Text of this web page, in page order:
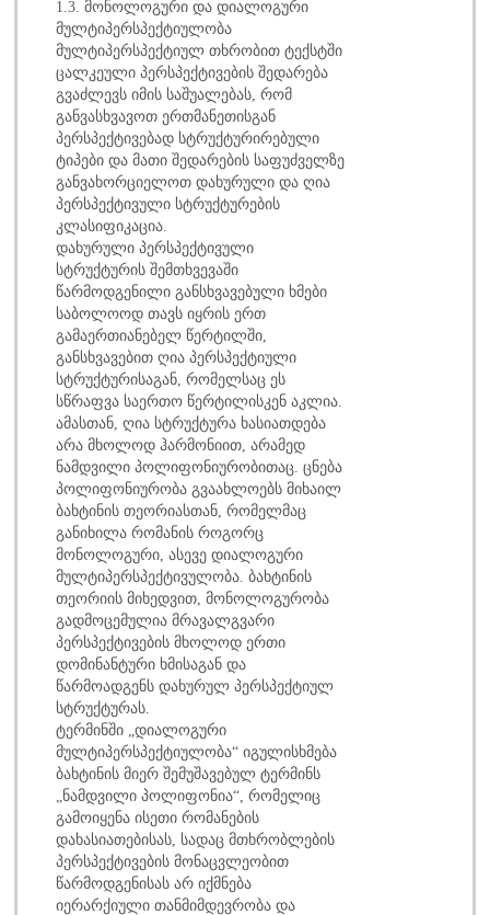
1.3. მონოლოგური და დიალოგური
მულტიპერსპექტიულობა
მულტიპერსპექტიულ თხრობით ტექსტში
ცალკეული პერსპექტივების შედარება
გვაძლევს იმის საშუალებას, რომ
განვასხვავოთ ერთმანეთისგან
პერსპექტივებად სტრუქტურირებული
ტიპები და მათი შედარების საფუძველზე
განვახორციელოთ დახურული და ღია
პერსპექტივული სტრუქტურების
კლასიფიკაცია.
დახურული პერსპექტივული
სტრუქტურის შემთხვევაში
წარმოდგენილი განსხვავებული ხმები
საბოლოოდ თავს იყრის ერთ
გამაერთიანებელ წერტილში,
განსხვავებით ღია პერსპექტიული
სტრუქტურისაგან, რომელსაც ეს
სწრაფვა საერთო წერტილისკენ აკლია.
ამასთან, ღია სტრუქტურა ხასიათდება
არა მხოლოდ ჰარმონიით, არამედ
ნამდვილი პოლიფონიურობითაც. ცნება
პოლიფონიურობა გვაახლოებს მიხაილ
ბახტინის თეორიასთან, რომელმაც
განიხილა რომანის როგორც
მონოლოგური, ასევე დიალოგური
მულტიპერსპექტივულობა. ბახტინის
თეორიის მიხედვით, მონოლოგურობა
გადმოცემულია მრავალგვარი
პერსპექტივების მხოლოდ ერთი
დომინანტური ხმისაგან და
წარმოადგენს დახურულ პერსპექტიულ
სტრუქტურას.
ტერმინში „დიალოგური
მულტიპერსპექტიულობა“ იგულისხმება
ბახტინის მიერ შემუშავებულ ტერმინს
„ნამდვილი პოლიფონია“, რომელიც
გამოიყენა ისეთი რომანების
დახასიათებისას, სადაც მთხრობლების
პერსპექტივების მონაცვლეობით
წარმოდგენისას არ იქმნება
იერარქიული თანმიმდევრობა და